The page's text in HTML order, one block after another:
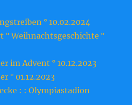
° 10.02.2024
° Weihnachtsgeschichte °
im Advent ° 10.12.2023
° 01.12.2023
: : Olympiastadion